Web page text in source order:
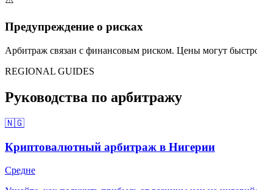
Предупреждение о рисках
Арбитраж связан с финансовым риском. Цены могут
REGIONAL GUIDES
Руководства по арбитражу
🇳🇬
Криптовалютный арбитраж в Нигерии
Средне